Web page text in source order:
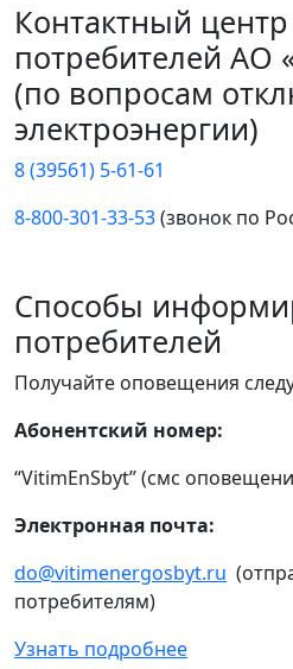
Контактный
потребителей АО
(по вопросам
электроэнергии)
8 (39561) 5-61-61
8-800-301-33-53(звонок по
Способы
потребителей
Получайте оповещения
Абонентский номер:
“VitimEnSbyt” (смс
Электронная почта:
do@vitimenergosbyt.ru
потребителям)
Узнать подробнее